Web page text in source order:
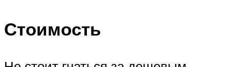
Стоимость